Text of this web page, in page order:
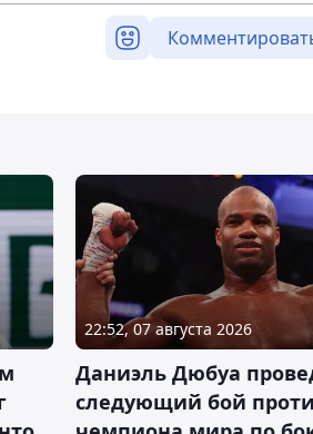
22:52, 07 августа 2026
Даниэль Дюбуа
следующий бой